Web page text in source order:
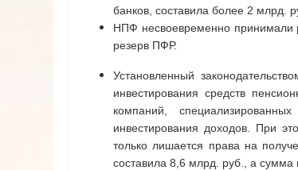
банков, составила более 2 млрд.
НПФ несвоевременно принимали
резерв ПФР.
Установленный
инвестирования средств
компаний,
инвестирования доходов. При
только лишается права на
составила 8,6 млрд. руб., а